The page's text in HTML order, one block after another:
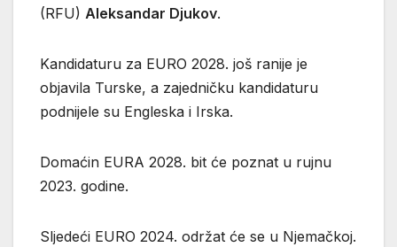
(RFU) Aleksandar Djukov.
Kandidaturu za EURO 2028. još ranije je
objavila Turske, a zajedničku kandidaturu
podnijele su Engleska i Irska.
Domaćin EURA 2028. bit će poznat u rujnu
2023. godine.
Sljedeći EURO 2024. održat će se u Njemačkoj.